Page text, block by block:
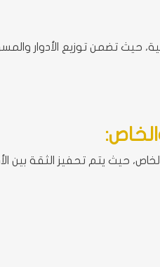
تضمن توزيع الأدوار
حيث يتم تحفيز الثقة